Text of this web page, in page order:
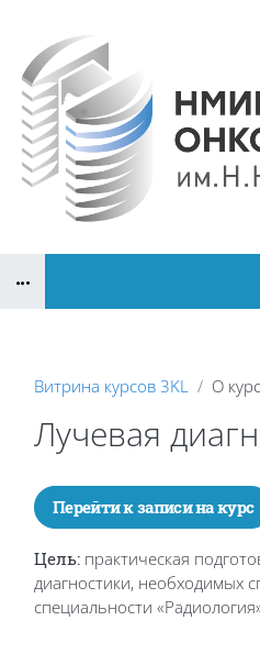
Витрина курсов 3KL О
Лучевая
Блоки
Перейти к записи на курс
Цель: практическая
диагностики, необходимых
специальности